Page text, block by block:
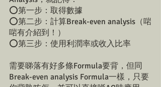
⭕第一步：取得數據
⭕第二步：計算Break-even analysis（啱
啱有介紹到！）
⭕第三步：使用利潤率或收入比率
需要睇落有好多條Formula要背，但同
Break-even analysis Formula一樣，只要